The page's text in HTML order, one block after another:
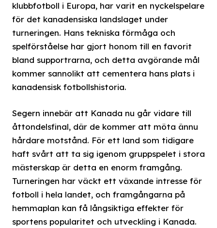
klubbfotboll i Europa, har varit en nyckelspelare
för det kanadensiska landslaget under
turneringen. Hans tekniska förmåga och
spelförståelse har gjort honom till en favorit
bland supportrarna, och detta avgörande mål
kommer sannolikt att cementera hans plats i
kanadensisk fotbollshistoria.
Segern innebär att Kanada nu går vidare till
åttondelsfinal, där de kommer att möta ännu
hårdare motstånd. För ett land som tidigare
haft svårt att ta sig igenom gruppspelet i stora
mästerskap är detta en enorm framgång.
Turneringen har väckt ett växande intresse för
fotboll i hela landet, och framgångarna på
hemmaplan kan få långsiktiga effekter för
sportens popularitet och utveckling i Kanada.